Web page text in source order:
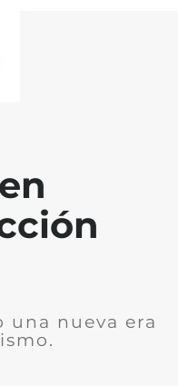
una nueva era